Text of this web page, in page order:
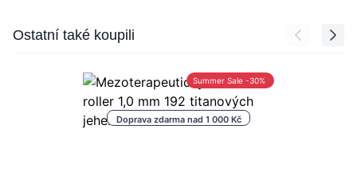
Press to skip carousel
Ostatní také koupili
Doprava zdarma nad 1 000 Kč
Summer Sale -30%